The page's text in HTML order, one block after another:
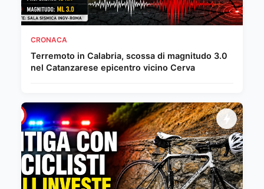
CRONACA
Terremoto in Calabria, scossa di magnitudo 3.0
nel Catanzarese epicentro vicino Cerva